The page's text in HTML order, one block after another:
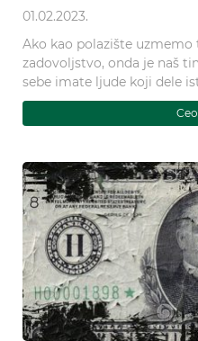
01.02.2023.
Ako kao polazište
zadovoljstvo, onda je naš
sebe imate ljude koji dele
viziju poslovanja, poj